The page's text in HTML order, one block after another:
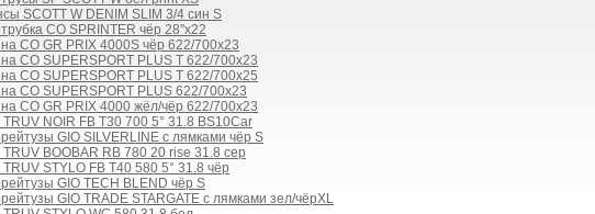
SCOTT W DENIM SLIM 3/4 син S
CO SPRINTER чёр 28''x22
CO GR PRIX 4000S чёр 622/700x23
CO SUPERSPORT PLUS T 622/700x23
CO SUPERSPORT PLUS T 622/700x25
CO SUPERSPORT PLUS 622/700x23
CO GR PRIX 4000 жёл/чёр 622/700x23
TRUV NOIR FB T30 700 5° 31.8 BS10Car
GIO SILVERLINE с лямками чёр S
TRUV BOOBAR RB 780 20 rise 31.8 сер
TRUV STYLO FB T40 580 5° 31.8 чёр
GIO TECH BLEND чёр S
GIO TRADE STARGATE с лямками зел/чёрXL